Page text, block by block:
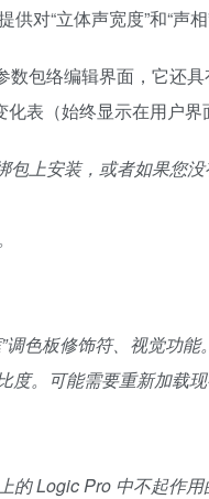
对“立体声宽度”和“声
数包络编辑界面，它还
表（始终显示在用户
上安装，或者如果您没
调色板修饰符、视觉功
度。可能需要重新加载
Logic Pro 中不起作用